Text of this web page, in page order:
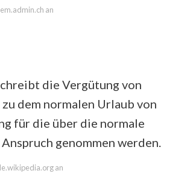
an
die Vergütung von
dem normalen Urlaub von
für die über die normale
genommen werden.
an